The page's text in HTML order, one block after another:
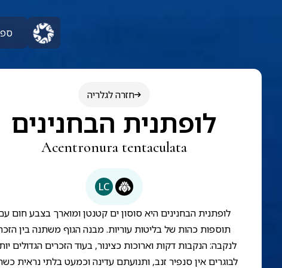
חזרה לגלריה
לופתנית הבחנינים
Acentronura tentaculata
LC
לופתנית הבחנינים היא סוסון ים קטנטן ומוארך בצבע חום
תוספות כהות של בליטות עוריות. מבנה הגוף משתנה בין
לנקבה: הנקבות דקות וארוכות כצינור, בעוד הזכרים הגדולים
לבוגרים אין סנפיר זנב, ותנועתם עדינה וכמעט בלתי נראית